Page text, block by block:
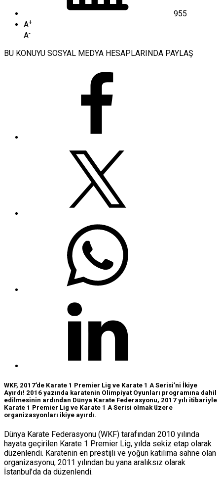
955
A+
A-
BU KONUYU SOSYAL MEDYA HESAPLARINDA PAYLAŞ
WKF, 2017’de Karate 1 Premier Lig ve Karate 1 A Serisi’ni İkiye
Ayırdı! 2016 yazında karatenin Olimpiyat Oyunları programına dahil
edilmesinin ardından Dünya Karate Federasyonu, 2017 yılı itibariyle
Karate 1 Premier Lig ve Karate 1 A Serisi olmak üzere
organizasyonları ikiye ayırdı.
Dünya Karate Federasyonu (WKF) tarafından 2010 yılında
hayata geçirilen Karate 1 Premier Lig, yılda sekiz etap olarak
düzenlendi. Karatenin en prestijli ve yoğun katılıma sahne olan
organizasyonu, 2011 yılından bu yana aralıksız olarak
İstanbul’da da düzenlendi.